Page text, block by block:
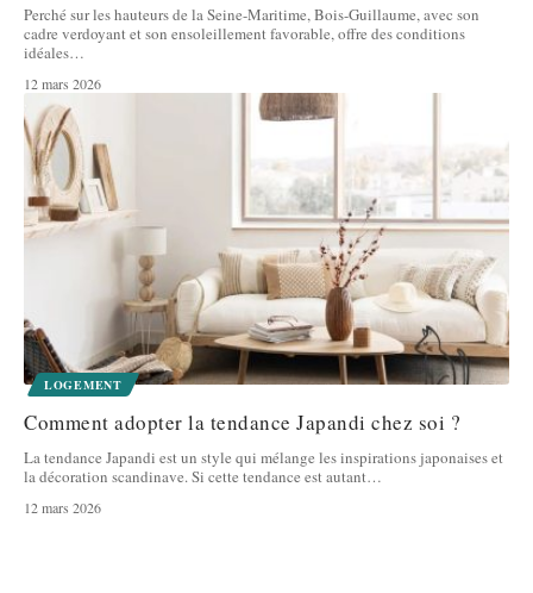
Perché sur les hauteurs de la Seine-Maritime, Bois-Guillaume, avec son
cadre verdoyant et son ensoleillement favorable, offre des conditions
idéales…
12 mars 2026
LOGEMENT
Comment adopter la tendance Japandi chez soi ?
La tendance Japandi est un style qui mélange les inspirations japonaises et
la décoration scandinave. Si cette tendance est autant…
12 mars 2026